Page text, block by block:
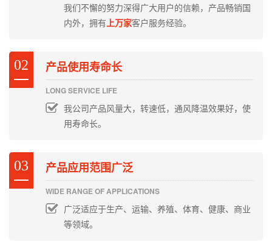
我们不懈的努力深得广大用户的信赖，产品畅销国
内外，拥有 上万家客户服务经验。
02 产品使用寿命长
LONG SERVICE LIFE
我公司产品风量大，转速低，通风降温效果好，使
用寿命长。
03 产品应用范围广泛
WIDE RANGE OF APPLICATIONS
广泛适应于生产、运输、养殖、体育、健康、商业
等领域。